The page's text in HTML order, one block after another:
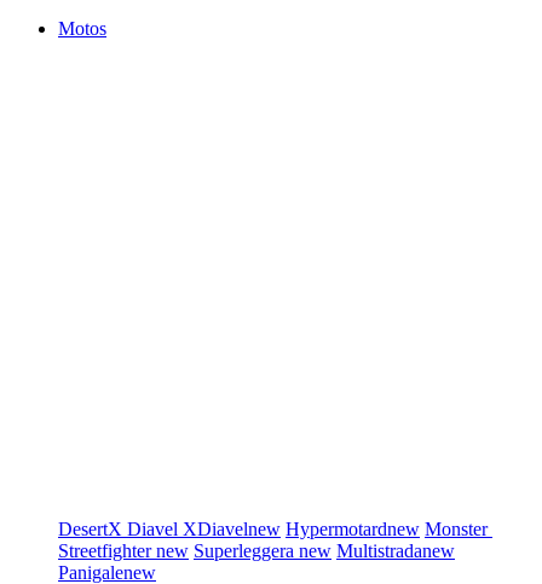
Motos
DesertX Diavel XDiavelnew Hypermotardnew Monster
Streetfighternew Superleggera new Multistradanew
Panigalenew